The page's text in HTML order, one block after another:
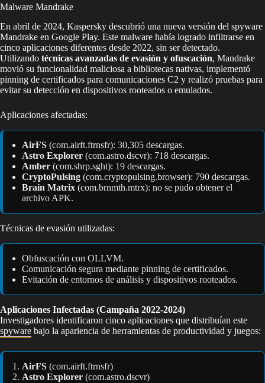
Malware Mandrake
En abril de 2024, Kaspersky descubrió una nueva versión del spyware
Mandrake en Google Play. Este malware había logrado infiltrarse en
cinco aplicaciones diferentes desde 2022, sin ser detectado.
Utilizando técnicas avanzadas de evasión y ofuscación, Mandrake
movió su funcionalidad maliciosa a bibliotecas nativas, implementó
pinning de certificados para comunicaciones C2 y realizó pruebas para
evitar su detección en dispositivos rooteados o emulados.
Aplicaciones afectadas:
AirFS (com.airft.ftrnsfr): 30,305 descargas.
Astro Explorer (com.astro.dscvr): 718 descargas.
Amber (com.shrp.sght): 19 descargas.
CryptoPulsing (com.cryptopulsing.browser): 790 descargas.
Brain Matrix (com.brnmth.mtrx): no se pudo obtener el
archivo APK.
Técnicas de evasión utilizadas:
Obfuscación con OLLVM.
Comunicación segura mediante pinning de certificados.
Evitación de entornos de análisis y dispositivos rooteados.
Aplicaciones Infectadas (Campaña 2022-2024)
Investigadores identificaron cinco aplicaciones que distribuían este
spyware bajo la apariencia de herramientas de productividad y juegos:
AirFS (com.airft.ftrnsfr)
Astro Explorer (com.astro.dscvr)